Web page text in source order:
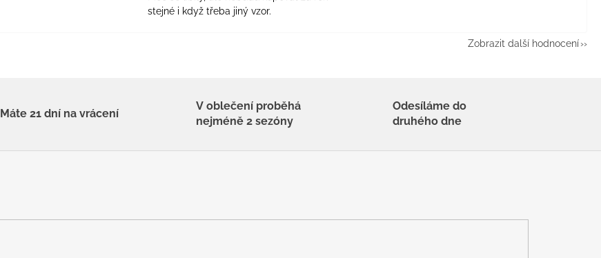
stejné i když třeba jiný vzor.
Zobrazit další hodnocení
Máte 21 dní na vrácení
V oblečení proběhá
nejméně 2 sezóny
Odesíláme do
druhého dne